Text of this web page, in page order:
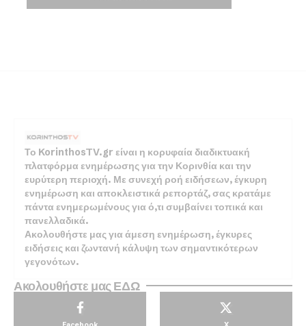
Το KorinthosTV.gr είναι η κορυφαία διαδικτυακή
πλατφόρμα ενημέρωσης για την Κορινθία και την
ευρύτερη περιοχή. Με συνεχή ροή ειδήσεων, έγκυρη
ενημέρωση και αποκλειστικά ρεπορτάζ, σας κρατάμε
πάντα ενημερωμένους για ό,τι συμβαίνει τοπικά και
πανελλαδικά.
Ακολουθήστε μας για άμεση ενημέρωση, έγκυρες
ειδήσεις και ζωντανή κάλυψη των σημαντικότερων
γεγονότων.
Ακολουθήστε μας ΕΔΩ